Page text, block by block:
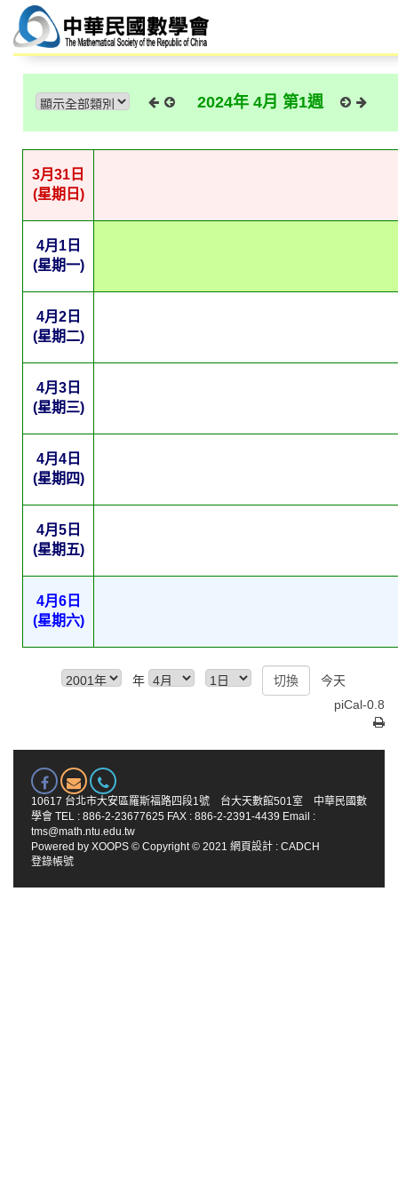
2024年 4月 第1週
3月31日
(星期日)
4月1日
(星期一)
4月2日
(星期二)
4月3日
(星期三)
4月4日
(星期四)
4月5日
(星期五)
4月6日
(星期六)
年
今天
piCal-0.8
10617 台北市大安區羅斯福路四段1號 台大天數館501室 中華民國數
學會 TEL : 886-2-23677625 FAX : 886-2-2391-4439 Email :
tms@math.ntu.edu.tw
Powered by XOOPS © Copyright © 2021 網頁設計 : CADCH
登錄帳號